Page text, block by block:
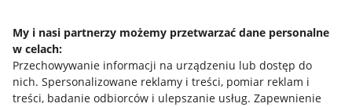
My i nasi partnerzy możemy przetwarzać dane personalne
w celach:
Przechowywanie informacji na urządzeniu lub dostęp do
nich. Spersonalizowane reklamy i treści, pomiar reklam i
treści, badanie odbiorców i ulepszanie usług. Zapewnienie
Allegro Gadane dla kupujących
Mapa miejscowości
Informacje prawne